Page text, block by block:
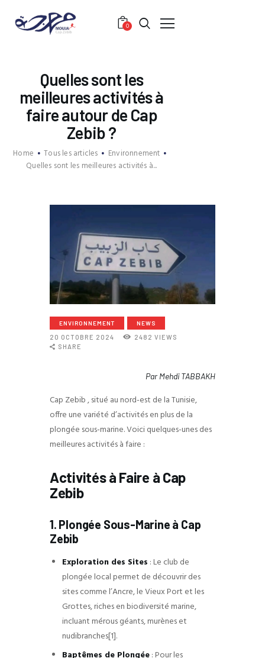
0
Quelles sont les
meilleures activités à
faire autour de Cap
Zebib ?
Home Tous les articles
Environnement
Quelles sont les meilleures activités à...
ACCUEIL
PRÉSENTATION
SERVICES
TARIFS
VIE DU CLUB
COMMUNITY
ENVIRONNEMENT NEWS
20 OCTOBRE 2024 2482 VIEWS
SHARE
Par Mehdi TABBAKH
Cap Zebib , situé au nord-est de la Tunisie,
offre une variété d’activités en plus de la
plongée sous-marine. Voici quelques-unes des
meilleures activités à faire :
Activités à Faire à Cap
Zebib
1. Plongée Sous-Marine à Cap
Zebib
Exploration des Sites : Le club de
plongée local permet de découvrir des
sites comme l’Ancre, le Vieux Port et les
Grottes, riches en biodiversité marine,
incluant mérous géants, murènes et
nudibranches[1].
Baptêmes de Plongée: Pour les